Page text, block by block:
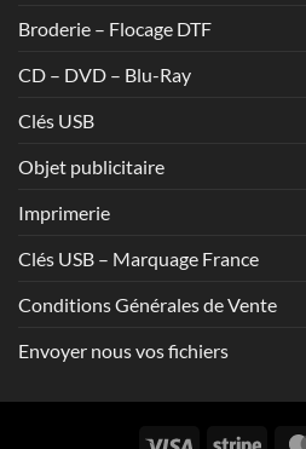
Broderie – Flocage DTF
CD – DVD – Blu-Ray
Clés USB
Objet publicitaire
Imprimerie
Clés USB – Marquage France
Conditions Générales de Vente
Envoyer nous vos fichiers
Visa Stripe